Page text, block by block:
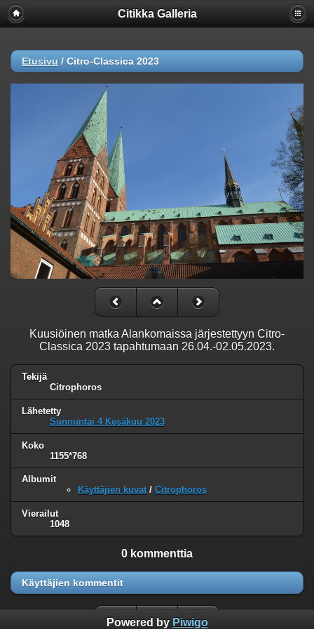
Citikka Galleria
Etusivu / Citro-Classica 2023
Kuusiöinen matka Alankomaissa järjestettyyn Citro-
Classica 2023 tapahtumaan 26.04.-02.05.2023.
Tekijä
Citrophoros
Lähetetty
Sunnuntai 4 Kesäkuu 2023
Koko
1155*768
Albumit
Käyttäjien kuvat / Citrophoros
Vierailut
1048
0 kommenttia
Käyttäjien kommentit
Powered by Piwigo